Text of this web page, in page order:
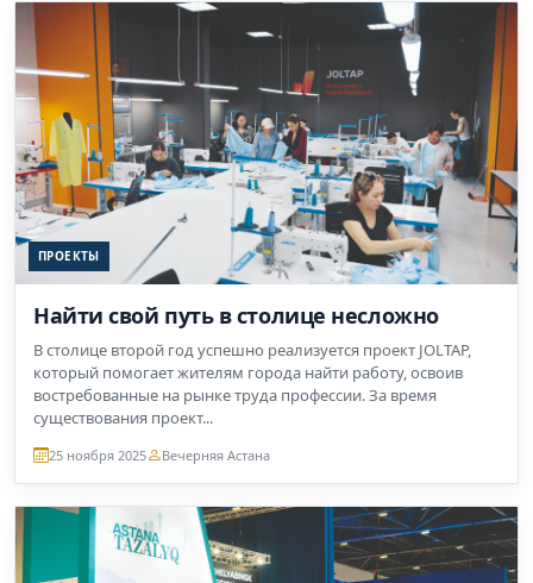
ПРОЕКТЫ
Найти свой путь в столице несложно
В столице второй год успешно реализуется проект JOLTAP,
который помогает жителям города найти работу, освоив
востребованные на рынке труда профессии. За время
существования проект...
25 ноября 2025 Вечерняя Астана